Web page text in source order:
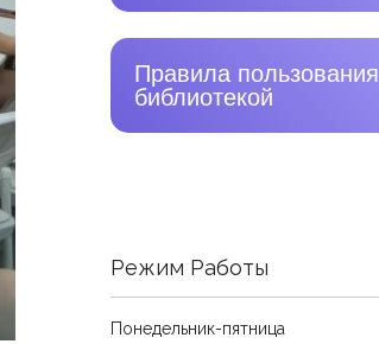
Правила пользования
библиотекой
Режим Работы
Понедельник-пятница